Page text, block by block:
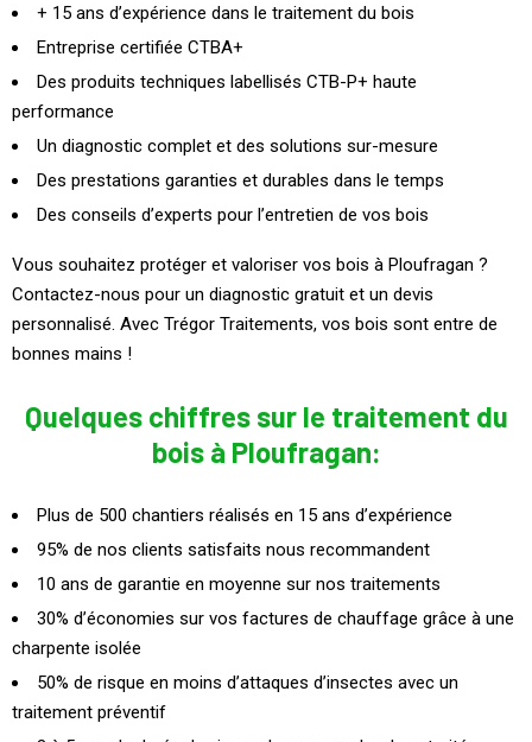
+ 15 ans d’expérience dans le traitement du bois
Entreprise certifiée CTBA+
Des produits techniques labellisés CTB-P+ haute
performance
Un diagnostic complet et des solutions sur-mesure
Des prestations garanties et durables dans le temps
Des conseils d’experts pour l’entretien de vos bois
Vous souhaitez protéger et valoriser vos bois à Ploufragan ?
Contactez-nous pour un diagnostic gratuit et un devis
personnalisé. Avec Trégor Traitements, vos bois sont entre de
bonnes mains !
Quelques chiffres sur le traitement du
bois à Ploufragan:
Plus de 500 chantiers réalisés en 15 ans d’expérience
95% de nos clients satisfaits nous recommandent
10 ans de garantie en moyenne sur nos traitements
30% d’économies sur vos factures de chauffage grâce à une
charpente isolée
50% de risque en moins d’attaques d’insectes avec un
traitement préventif